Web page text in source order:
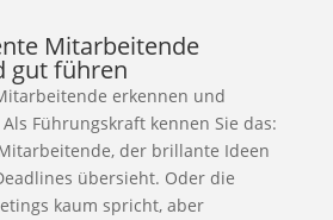
Mitarbeitende
gut führen
erkennen und
Führungskraft kennen Sie das:
der brillante Ideen
übersieht. Oder die
kaum spricht, aber